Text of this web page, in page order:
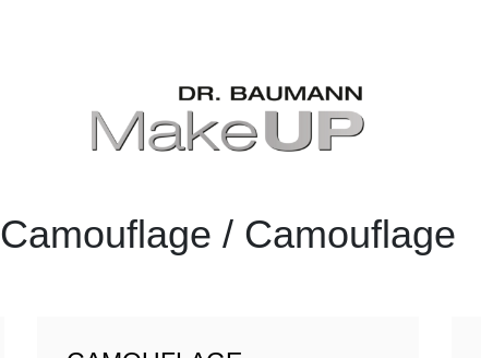
Camouflage / Camouflage